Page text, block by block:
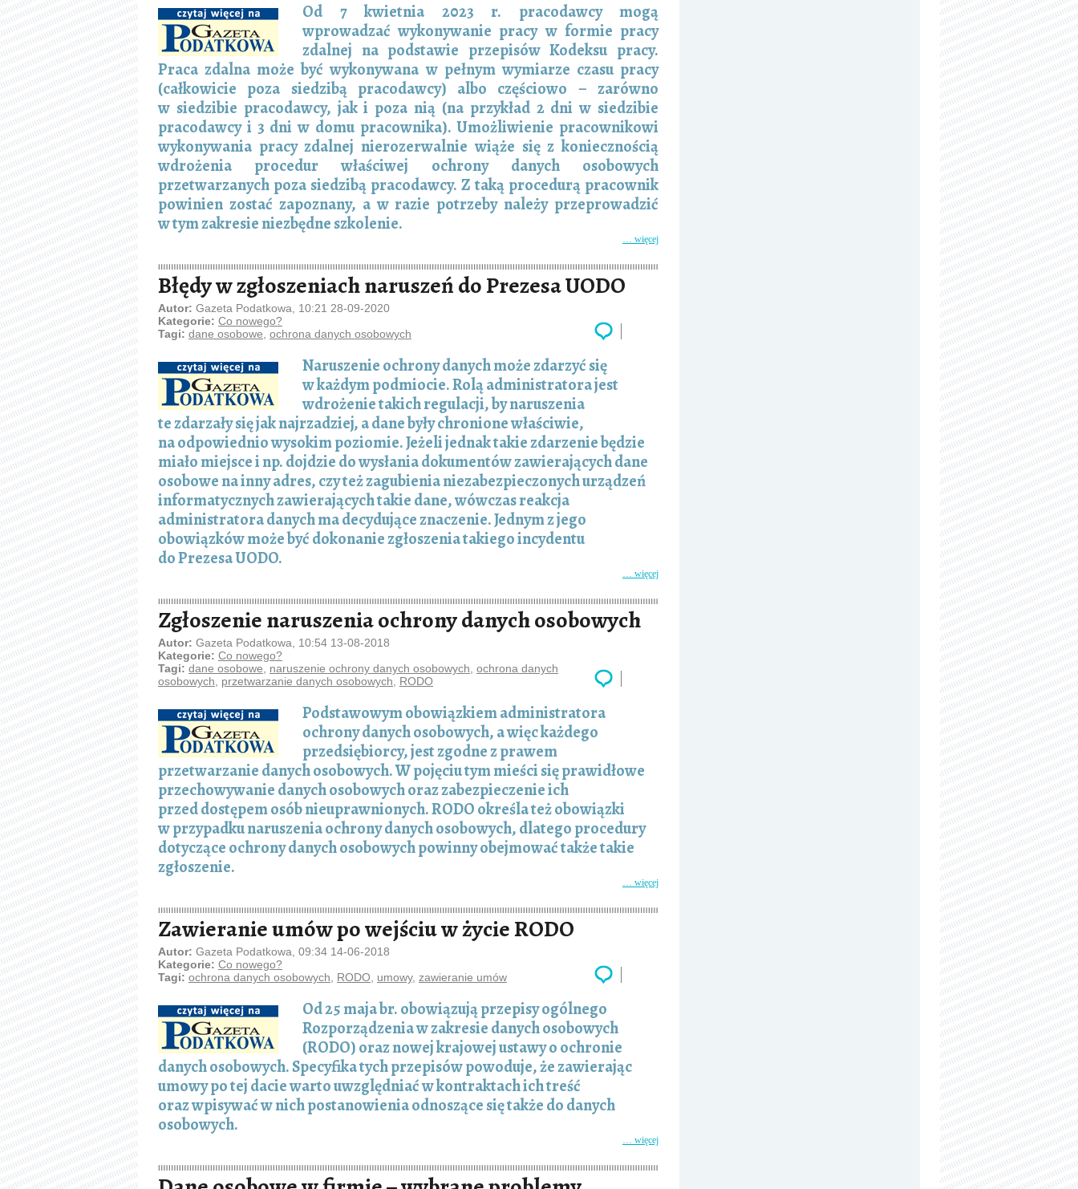
Od 7 kwietnia 2023 r. pracodawcy mogą
wprowadzać wykonywanie pracy w formie pracy
zdalnej na podstawie przepisów Kodeksu pracy.
Praca zdalna może być wykonywana w pełnym wymiarze czasu pracy
(całkowicie poza siedzibą pracodawcy) albo częściowo – zarówno
w siedzibie pracodawcy, jak i poza nią (na przykład 2 dni w siedzibie
pracodawcy i 3 dni w domu pracownika). Umożliwienie pracownikowi
wykonywania pracy zdalnej nierozerwalnie wiąże się z koniecznością
wdrożenia procedur właściwej ochrony danych osobowych
przetwarzanych poza siedzibą pracodawcy. Z taką procedurą pracownik
powinien zostać zapoznany, a w razie potrzeby należy przeprowadzić
w tym zakresie niezbędne szkolenie.
… więcej
Błędy w zgłoszeniach naruszeń do Prezesa UODO
Autor: Gazeta Podatkowa, 10:21 28-09-2020
Kategorie: Co nowego?
Tagi: dane osobowe ochrona danych osobowych
Naruszenie ochrony danych może zdarzyć się
w każdym podmiocie. Rolą administratora jest
wdrożenie takich regulacji, by naruszenia
te zdarzały się jak najrzadziej, a dane były chronione właściwie,
na odpowiednio wysokim poziomie. Jeżeli jednak takie zdarzenie będzie
miało miejsce i np. dojdzie do wysłania dokumentów zawierających dane
osobowe na inny adres, czy też zagubienia niezabezpieczonych urządzeń
informatycznych zawierających takie dane, wówczas reakcja
administratora danych ma decydujące znaczenie. Jednym z jego
obowiązków może być dokonanie zgłoszenia takiego incydentu
do Prezesa UODO.
… więcej
Zgłoszenie naruszenia ochrony danych osobowych
Autor: Gazeta Podatkowa, 10:54 13-08-2018
Kategorie: Co nowego?
Tagi: dane osobowe naruszenie ochrony danych osobowych ochrona danych
osobowych
przetwarzanie danych osobowych RODO
Podstawowym obowiązkiem administratora
ochrony danych osobowych, a więc każdego
przedsiębiorcy, jest zgodne z prawem
przetwarzanie danych osobowych. W pojęciu tym mieści się prawidłowe
przechowywanie danych osobowych oraz zabezpieczenie ich
przed dostępem osób nieuprawnionych. RODO określa też obowiązki
w przypadku naruszenia ochrony danych osobowych, dlatego procedury
dotyczące ochrony danych osobowych powinny obejmować także takie
zgłoszenie.
… więcej
Zawieranie umów po wejściu w życie RODO
Autor: Gazeta Podatkowa, 09:34 14-06-2018
Kategorie: Co nowego?
Tagi: ochrona danych osobowych RODO umowy, zawieranie umów
Od 25 maja br. obowiązują przepisy ogólnego
Rozporządzenia w zakresie danych osobowych
(RODO) oraz nowej krajowej ustawy o ochronie
danych osobowych. Specyfika tych przepisów powoduje, że zawierając
umowy po tej dacie warto uwzględniać w kontraktach ich treść
oraz wpisywać w nich postanowienia odnoszące się także do danych
osobowych.
… więcej